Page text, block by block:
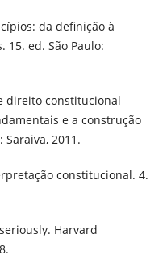
da definição à
ed. São Paulo:
direito constitucional
e a construção
Saraiva, 2011.
constitucional. 4.
Harvard